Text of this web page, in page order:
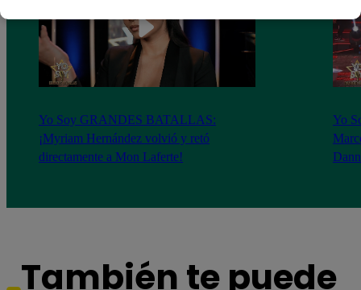
Yo Soy GRANDES BATALLAS:
¡Myriam Hernández volvió y retó
directamente a Mon Laferte!
Yo
También te puede